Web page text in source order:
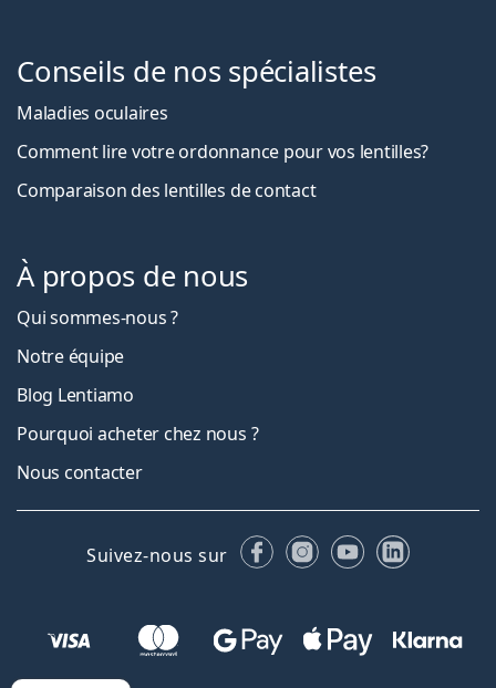
Conseils de nos spécialistes
Maladies oculaires
Comment lire votre ordonnance pour vos lentilles?
Comparaison des lentilles de contact
À propos de nous
Qui sommes-nous ?
Notre équipe
Blog Lentiamo
Pourquoi acheter chez nous ?
Nous contacter
Suivez-nous sur FacebookInstagram
YouTubeLinkedIn